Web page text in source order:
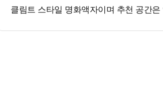
클림트 스타일 명화액자이며 추천 공간